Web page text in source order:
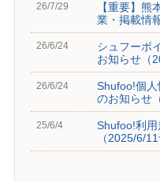
26/7/29
【重要】熊
業・掲載情
26/6/24
シュフーポ
お知らせ（
26/6/24
Shufoo!個
のお知らせ
25/6/4
Shufoo!利
（2025/6/11